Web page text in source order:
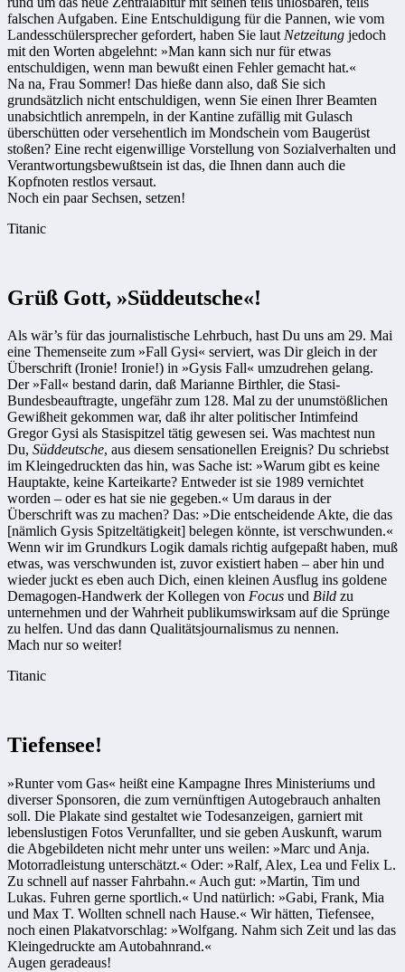
falschen Aufgaben. Eine Entschuldigung für die Pannen, wie vom
Landesschülersprecher gefordert, haben Sie laut Netzeitung jedoch
mit den Worten abgelehnt: »Man kann sich nur für etwas
entschuldigen, wenn man bewußt einen Fehler gemacht hat.«
Na na, Frau Sommer! Das hieße dann also, daß Sie sich
grundsätzlich nicht entschuldigen, wenn Sie einen Ihrer Beamten
unabsichtlich anrempeln, in der Kantine zufällig mit Gulasch
überschütten oder versehentlich im Mondschein vom Baugerüst
stoßen? Eine recht eigenwillige Vorstellung von Sozialverhalten und
Verantwortungsbewußtsein ist das, die Ihnen dann auch die
Kopfnoten restlos versaut.
Noch ein paar Sechsen, setzen!
Titanic
Grüß Gott, »Süddeutsche«!
Als wär’s für das journalistische Lehrbuch, hast Du uns am 29. Mai
eine Themenseite zum »Fall Gysi« serviert, was Dir gleich in der
Überschrift (Ironie! Ironie!) in »Gysis Fall« umzudrehen gelang.
Der »Fall« bestand darin, daß Marianne Birthler, die Stasi-
Bundesbeauftragte, ungefähr zum 128. Mal zu der unumstößlichen
Gewißheit gekommen war, daß ihr alter politischer Intimfeind
Gregor Gysi als Stasispitzel tätig gewesen sei. Was machtest nun
Du, Süddeutsche, aus diesem sensationellen Ereignis? Du schriebst
im Kleingedruckten das hin, was Sache ist: »Warum gibt es keine
Hauptakte, keine Karteikarte? Entweder ist sie 1989 vernichtet
worden – oder es hat sie nie gegeben.« Um daraus in der
Überschrift was zu machen? Das: »Die entscheidende Akte, die das
[nämlich Gysis Spitzeltätigkeit] belegen könnte, ist verschwunden.«
Wenn wir im Grundkurs Logik damals richtig aufgepaßt haben, muß
etwas, was verschwunden ist, zuvor existiert haben – aber hin und
wieder juckt es eben auch Dich, einen kleinen Ausflug ins goldene
Demagogen-Handwerk der Kollegen von Focus und Bild zu
unternehmen und der Wahrheit publikumswirksam auf die Sprünge
zu helfen. Und das dann Qualitätsjournalismus zu nennen.
Mach nur so weiter!
Titanic
Tiefensee!
»Runter vom Gas« heißt eine Kampagne Ihres Ministeriums und
diverser Sponsoren, die zum vernünftigen Autogebrauch anhalten
soll. Die Plakate sind gestaltet wie Todesanzeigen, garniert mit
lebenslustigen Fotos Verunfallter, und sie geben Auskunft, warum
die Abgebildeten nicht mehr unter uns weilen: »Marc und Anja.
Motorradleistung unterschätzt.« Oder: »Ralf, Alex, Lea und Felix L.
Zu schnell auf nasser Fahrbahn.« Auch gut: »Martin, Tim und
Lukas. Fuhren gerne sportlich.« Und natürlich: »Gabi, Frank, Mia
und Max T. Wollten schnell nach Hause.« Wir hätten, Tiefensee,
noch einen Plakatvorschlag: »Wolfgang. Nahm sich Zeit und las das
Kleingedruckte am Autobahnrand.«
Augen geradeaus!